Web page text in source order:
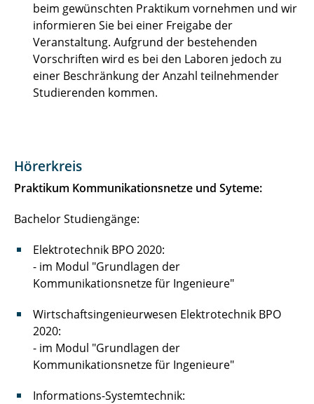
Entwurf von IoT Netzwerken und Systemen II
(NoTE Lab II)
Computer Network Engineering Lab - CNE Lab
Network of Things Engineering Domain Lab
(NoTED Lab II)
Studienseminar Kommunikationsnetze und
beim gewünschten Praktikum vornehmen und wir
informieren Sie bei einer Freigabe der
Veranstaltung. Aufgrund der bestehenden
Vorschriften wird es bei den Laboren jedoch zu
einer Beschränkung der Anzahl teilnehmender
Studierenden kommen.
Hörerkreis
Praktikum Kommunikationsnetze und Syteme:
Bachelor Studiengänge:
Elektrotechnik BPO 2020:
- im Modul "Grundlagen der
Kommunikationsnetze für Ingenieure"
Wirtschaftsingenieurwesen Elektrotechnik BPO
2020:
- im Modul "Grundlagen der
Kommunikationsnetze für Ingenieure"
Informations-Systemtechnik: